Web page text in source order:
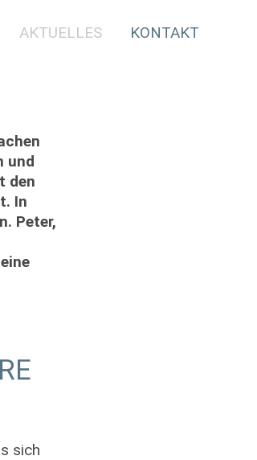
AKTUELLES KONTAKT
und
den
In
Peter,
sich